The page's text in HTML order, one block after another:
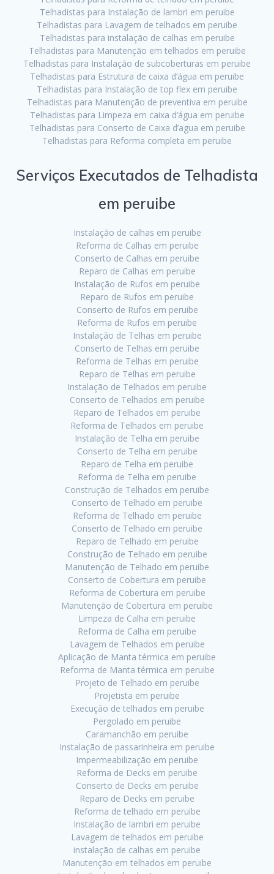
Telhadistas para Instalação de lambri em peruibe
Telhadistas para Lavagem de telhados em peruibe
Telhadistas para instalação de calhas em peruibe
Telhadistas para Manutenção em telhados em peruibe
Telhadistas para Instalação de subcoberturas em peruibe
Telhadistas para Estrutura de caixa d’água em peruibe
Telhadistas para Instalação de top flex em peruibe
Telhadistas para Manutenção de preventiva em peruibe
Telhadistas para Limpeza em caixa d’água em peruibe
Telhadistas para Conserto de Caixa d’agua em peruibe
Telhadistas para Reforma completa em peruibe
Serviços Executados de Telhadista
em peruibe
Instalação de calhas em peruibe
Reforma de Calhas em peruibe
Conserto de Calhas em peruibe
Reparo de Calhas em peruibe
Instalação de Rufos em peruibe
Reparo de Rufos em peruibe
Conserto de Rufos em peruibe
Reforma de Rufos em peruibe
Instalação de Telhas em peruibe
Conserto de Telhas em peruibe
Reforma de Telhas em peruibe
Reparo de Telhas em peruibe
Instalação de Telhados em peruibe
Conserto de Telhados em peruibe
Reparo de Telhados em peruibe
Reforma de Telhados em peruibe
Instalação de Telha em peruibe
Conserto de Telha em peruibe
Reparo de Telha em peruibe
Reforma de Telha em peruibe
Construção de Telhados em peruibe
Conserto de Telhado em peruibe
Reforma de Telhado em peruibe
Conserto de Telhado em peruibe
Reparo de Telhado em peruibe
Construção de Telhado em peruibe
Manutenção de Telhado em peruibe
Conserto de Cobertura em peruibe
Reforma de Cobertura em peruibe
Manutenção de Cobertura em peruibe
Limpeza de Calha em peruibe
Reforma de Calha em peruibe
Lavagem de Telhados em peruibe
Aplicação de Manta térmica em peruibe
Reforma de Manta térmica em peruibe
Projeto de Telhado em peruibe
Projetista em peruibe
Execução de telhados em peruibe
Pergolado em peruibe
Caramanchão em peruibe
Instalação de passarinheira em peruibe
Impermeabilização em peruibe
Reforma de Decks em peruibe
Conserto de Decks em peruibe
Reparo de Decks em peruibe
Reforma de telhado em peruibe
Instalação de lambri em peruibe
Lavagem de telhados em peruibe
instalação de calhas em peruibe
Manutenção em telhados em peruibe